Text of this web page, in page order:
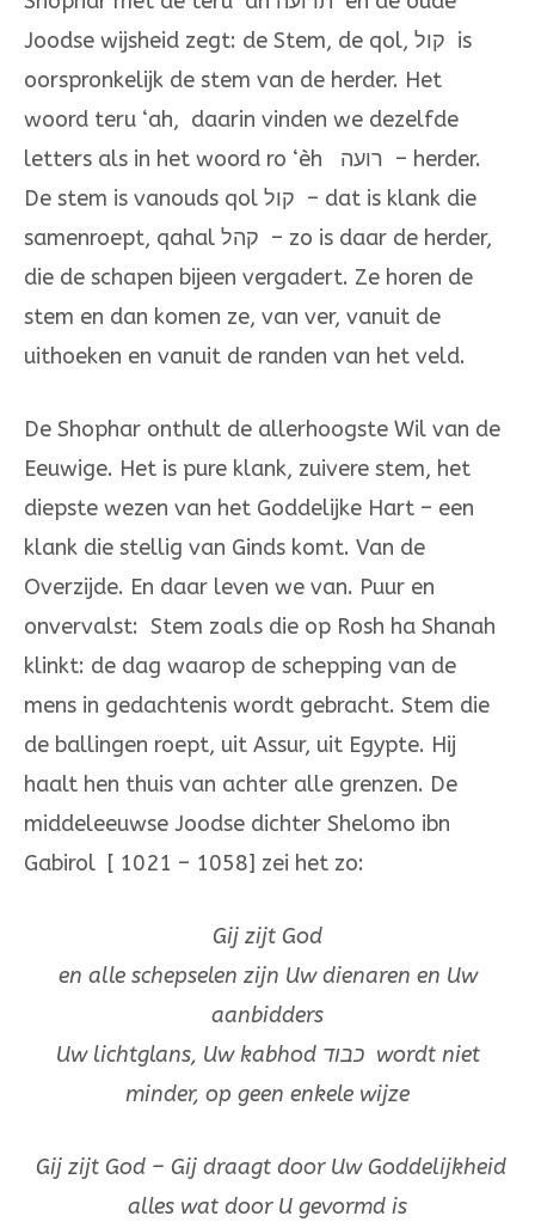
Joodse wijsheid zegt: de Stem, de qol, קול is
oorspronkelijk de stem van de herder. Het
woord teru ‘ah, daarin vinden we dezelfde
letters als in het woord ro ‘èh רועה – herder.
De stem is vanouds qol קול – dat is klank die
samenroept, qahal קהל – zo is daar de herder,
die de schapen bijeen vergadert. Ze horen de
stem en dan komen ze, van ver, vanuit de
uithoeken en vanuit de randen van het veld.
De Shophar onthult de allerhoogste Wil van de
Eeuwige. Het is pure klank, zuivere stem, het
diepste wezen van het Goddelijke Hart – een
klank die stellig van Ginds komt. Van de
Overzijde. En daar leven we van. Puur en
onvervalst: Stem zoals die op Rosh ha Shanah
klinkt: de dag waarop de schepping van de
mens in gedachtenis wordt gebracht. Stem die
de ballingen roept, uit Assur, uit Egypte. Hij
haalt hen thuis van achter alle grenzen. De
middeleeuwse Joodse dichter Shelomo ibn
Gabirol [ 1021 – 1058] zei het zo:
Gij zijt God
en alle schepselen zijn Uw dienaren en Uw
aanbidders
Uw lichtglans, Uw kabhod כבודwordt niet
minder, op geen enkele wijze
Gij zijt God – Gij draagt door Uw Goddelijkheid
alles wat door U gevormd is